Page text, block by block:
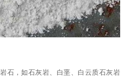
石，如石灰岩、白垩、白云质石灰岩